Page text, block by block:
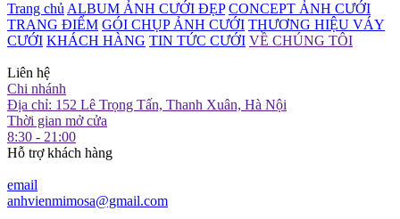
Trang chủ ALBUM ẢNH CƯỚI ĐẸP CONCEPT ẢNH CƯỚI
TRANG ĐIỂM GÓI CHỤP ẢNH CƯỚI THƯƠNG HIỆU VÁY
CƯỚI KHÁCH HÀNG TIN TỨC CƯỚI VỀ CHÚNG TÔI
Liên hệ
Chi nhánh
Địa chỉ: 152 Lê Trọng Tấn, Thanh Xuân, Hà Nội
Thời gian mở cửa
8:30 - 21:00
Hỗ trợ khách hàng
email
anhvienmimosa@gmail.com